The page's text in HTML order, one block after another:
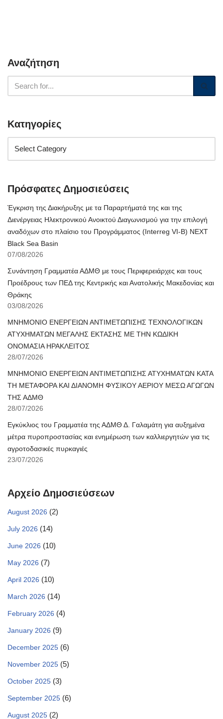
Αναζήτηση
Κατηγορίες
Πρόσφατες Δημοσιεύσεις
Έγκριση της Διακήρυξης με τα Παραρτήματά της και της
Διενέργειας Ηλεκτρονικού Ανοικτού Διαγωνισμού για την επιλογή
αναδόχων στο πλαίσιο του Προγράμματος (Interreg VI-B) NEXT
Black Sea Basin
07/08/2026
Συνάντηση Γραμματέα ΑΔΜΘ με τους Περιφερειάρχες και τους
Προέδρους των ΠΕΔ της Κεντρικής και Ανατολικής Μακεδονίας και
Θράκης
03/08/2026
ΜΝΗΜΟΝΙΟ ΕΝΕΡΓΕΙΩΝ ΑΝΤΙΜΕΤΩΠΙΣΗΣ ΤΕΧΝΟΛΟΓΙΚΩΝ
ΑΤΥΧΗΜΑΤΩΝ ΜΕΓΑΛΗΣ ΕΚΤΑΣΗΣ ΜΕ ΤΗΝ ΚΩΔΙΚΗ
ΟΝΟΜΑΣΙΑ ΗΡΑΚΛΕΙΤΟΣ
28/07/2026
ΜΝΗΜΟΝΙΟ ΕΝΕΡΓΕΙΩΝ ΑΝΤΙΜΕΤΩΠΙΣΗΣ ΑΤΥΧΗΜΑΤΩΝ ΚΑΤΑ
ΤΗ ΜΕΤΑΦΟΡΑ ΚΑΙ ΔΙΑΝΟΜΗ ΦΥΣΙΚΟΥ ΑΕΡΙΟΥ ΜΕΣΩ ΑΓΩΓΩΝ
ΤΗΣ ΑΔΜΘ
28/07/2026
Εγκύκλιος του Γραμματέα της ΑΔΜΘ Δ. Γαλαμάτη για αυξημένα
μέτρα πυροπροστασίας και ενημέρωση των καλλιεργητών για τις
αγροτοδασικές πυρκαγιές
23/07/2026
Αρχείο Δημοσιεύσεων
August 2026 (2)
July 2026 (14)
June 2026 (10)
May 2026 (7)
April 2026 (10)
March 2026 (14)
February 2026 (4)
January 2026 (9)
December 2025 (6)
November 2025 (5)
October 2025 (3)
September 2025 (6)
August 2025 (2)